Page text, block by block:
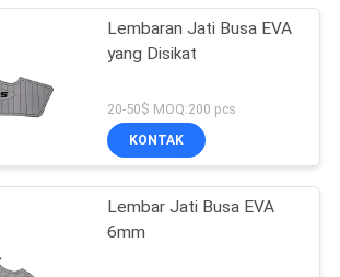
Lembaran Jati Busa EVA
yang Disikat
20-50$ MOQ:200 pcs
KONTAK
Lembar Jati Busa EVA
6mm